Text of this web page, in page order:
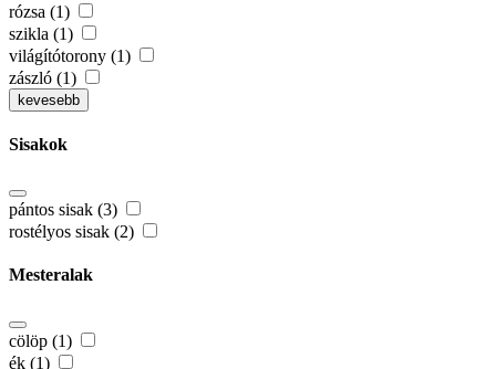
rózsa (1)
szikla (1)
világítótorony (1)
zászló (1)
kevesebb
Sisakok
pántos sisak (3)
rostélyos sisak (2)
Mesteralak
cölöp (1)
ék (1)